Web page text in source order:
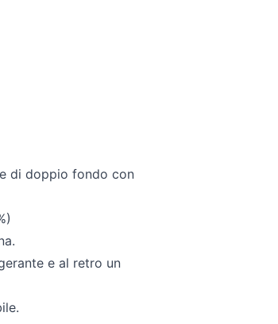
di doppio fondo con
e al retro un